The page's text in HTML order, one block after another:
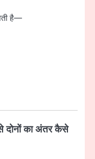
है—
दोनों का अंतर कैसे